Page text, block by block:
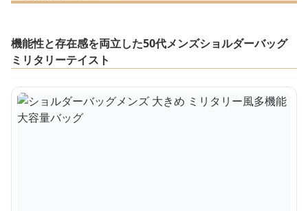
機能性と存在感を両立した50代メンズショルダーバッグ
ミリタリーテイスト